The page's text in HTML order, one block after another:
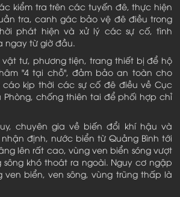
kiểm tra trên các tuyến đê, thực hiện
tra, canh gác bảo vệ đê điều trong
phát hiện và xử lý các sự cố, tình
ngay từ giờ đầu.
vật tư, phương tiện, trang thiết bị để hộ
"4 tại chỗ", đảm bảo an toàn cho
kịp thời các sự cố đê điều về Cục
chống thiên tai để phối hợp chỉ
chuyên gia về biến đổi khí hậu và
định, nước biển từ Quảng Bình tới
lên rất cao, vùng ven biển sóng vượt
khó thoát ra ngoài. Nguy cơ ngập
ven biển, ven sông, vùng trũng thấp là